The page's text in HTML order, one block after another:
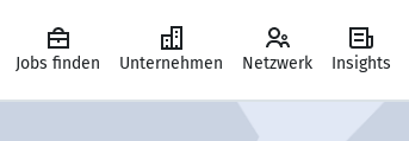
Jobs finden Unternehmen Netzwerk Insights